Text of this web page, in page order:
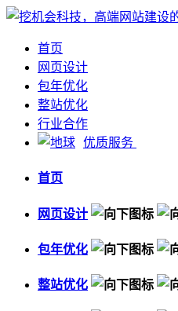
首页
网页设计
包年优化
整站优化
行业合作
优质服务
首页
网页设计
包年优化
整站优化